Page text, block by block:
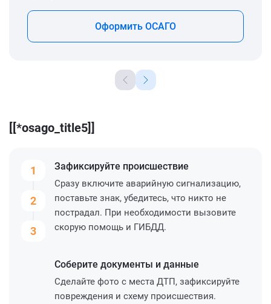
Оформить ОСАГО
[[*osago_title5]]
1
2
3
Зафиксируйте происшествие
Сразу включите аварийную сигнализацию,
поставьте знак, убедитесь, что никто не
пострадал. При необходимости вызовите
скорую помощь и ГИБДД.
Соберите документы и данные
Сделайте фото с места ДТП, зафиксируйте
повреждения и схему происшествия.